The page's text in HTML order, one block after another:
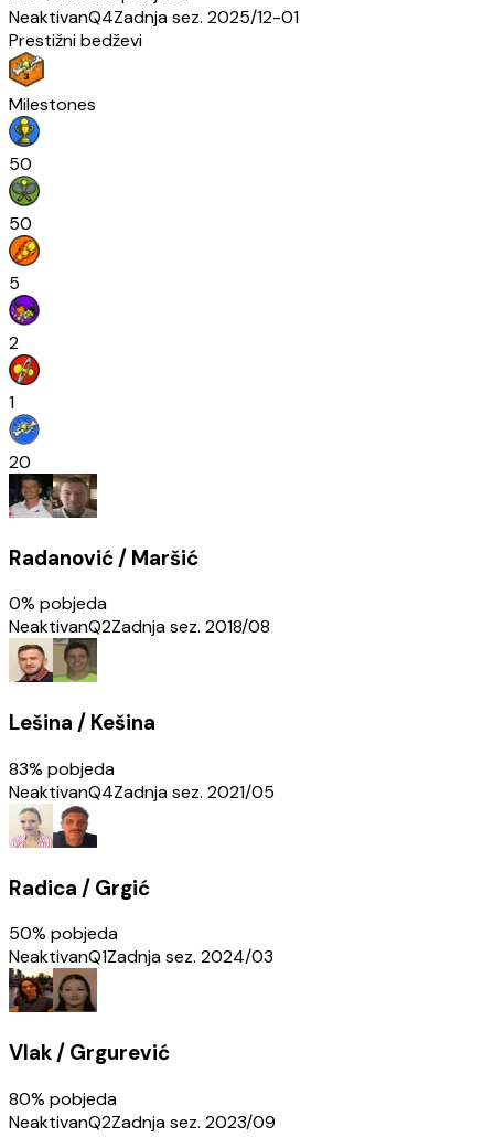
NeaktivanQ4Zadnja sez. 2025/12-01
Prestižni bedževi
Milestones
50
50
5
2
1
20
Radanović / Maršić
0% pobjeda
NeaktivanQ2Zadnja sez. 2018/08
Lešina / Kešina
83% pobjeda
NeaktivanQ4Zadnja sez. 2021/05
Radica / Grgić
50% pobjeda
NeaktivanQ1Zadnja sez. 2024/03
Vlak / Grgurević
80% pobjeda
NeaktivanQ2Zadnja sez. 2023/09